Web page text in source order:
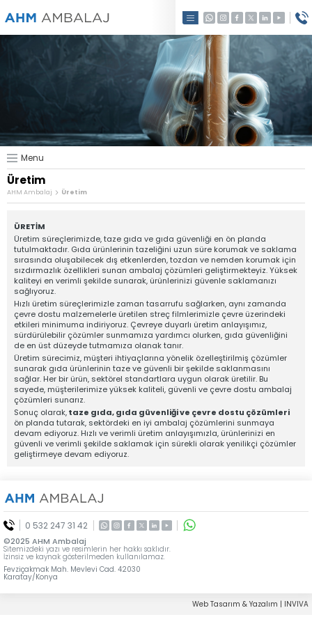
×
AHM AMBALAJ
İleri Teknoloji, Güvenli Paketleme
Anasayfa
Hakkımızda
Üretim
Kalite
İletişim
İletişim Hattı
0532 247 31 42
Sosyal Medya
Hesaplarımız
Konum
PALET STRECI DÖNER STREÇ FILM
JUMBO STREÇ FILM SUPER POWER (SP) MAKINA STRECI
Hakkımızda
Üretim
Palet Streci
Jumbo Streç Film
Super Power (SP) Makina Streci
Renkli Streç Film
Silaj Streci
PE El (Manuel) Streç Film
İletişim
Menu
Üretim
AHM Ambalaj Üretim
ÜRETİM
Üretim süreçlerimizde, taze gıda ve gıda güvenliği en ön planda
tutulmaktadır. Gıda ürünlerinin tazeliğini uzun süre korumak ve saklama
sırasında oluşabilecek dış etkenlerden, tozdan ve nemden korumak için
sızdırmazlık özellikleri sunan ambalaj çözümleri geliştirmekteyiz. Yüksek
kaliteyi en verimli şekilde sunarak, ürünlerinizi güvenle saklamanızı
sağlıyoruz.
Hızlı üretim süreçlerimizle zaman tasarrufu sağlarken, aynı zamanda
çevre dostu malzemelerle üretilen streç filmlerimizle çevre üzerindeki
etkileri minimuma indiriyoruz. Çevreye duyarlı üretim anlayışımız,
sürdürülebilir çözümler sunmamıza yardımcı olurken, gıda güvenliğini
de en üst düzeyde tutmamıza olanak tanır.
Üretim sürecimiz, müşteri ihtiyaçlarına yönelik özelleştirilmiş çözümler
sunarak gıda ürünlerinin taze ve güvenli bir şekilde saklanmasını
sağlar. Her bir ürün, sektörel standartlara uygun olarak üretilir. Bu
sayede, müşterilerimize yüksek kaliteli, güvenli ve çevre dostu ambalaj
çözümleri sunarız.
Sonuç olarak,taze gıda, gıda güvenliği ve çevre dostu çözümleri
ön planda tutarak, sektördeki en iyi ambalaj çözümlerini sunmaya
devam ediyoruz. Hızlı ve verimli üretim anlayışımızla, ürünlerinizi en
güvenli ve verimli şekilde saklamak için sürekli olarak yenilikçi çözümler
geliştirmeye devam ediyoruz.
©2025 AHM Ambalaj
Sitemizdeki yazı ve resimlerin her hakkı saklıdır.
İzinsiz ve kaynak gösterilmeden kullanılamaz.
Fevziçakmak Mah. Mevlevi Cad. 42030
Karatay/Konya
0 532 247 31 42
Web Tasarım & Yazalım | INVIVA